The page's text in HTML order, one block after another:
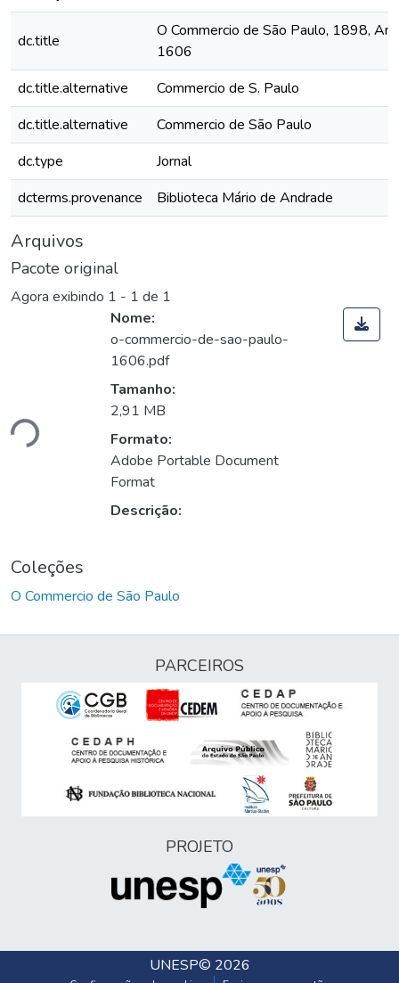
dc.title
O Commercio de São Paulo, 1898,
1606
dc.title.alternative
Commercio de S. Paulo
dc.title.alternative
Commercio de São Paulo
dc.type
Jornal
dcterms.provenance
Biblioteca Mário de Andrade
Arquivos
Pacote original
Agora exibindo 1 - 1 de 1
Nome:
o-commercio-de-sao-paulo-
1606.pdf
Tamanho:
2,91 MB
Formato:
Adobe Portable Document
Format
Descrição:
Coleções
O Commercio de São Paulo
PARCEIROS
PROJETO
UNESP© 2026